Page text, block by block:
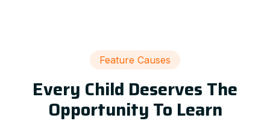
Feature Causes
Every Child Deserves The
Opportunity To Learn